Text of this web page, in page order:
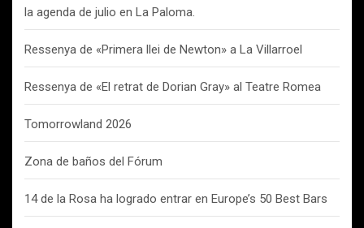
la agenda de julio en La Paloma.
Ressenya de «Primera llei de Newton» a La Villarroel
Ressenya de «El retrat de Dorian Gray» al Teatre Romea
Tomorrowland 2026
Zona de baños del Fórum
14 de la Rosa ha logrado entrar en Europe’s 50 Best Bars